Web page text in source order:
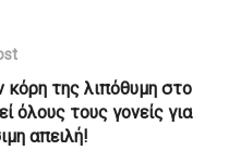
κόρη της λιπόθυμη στο
όλους τους γονείς για
απειλή!